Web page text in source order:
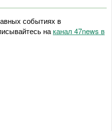
событиях в
на канал 47news в